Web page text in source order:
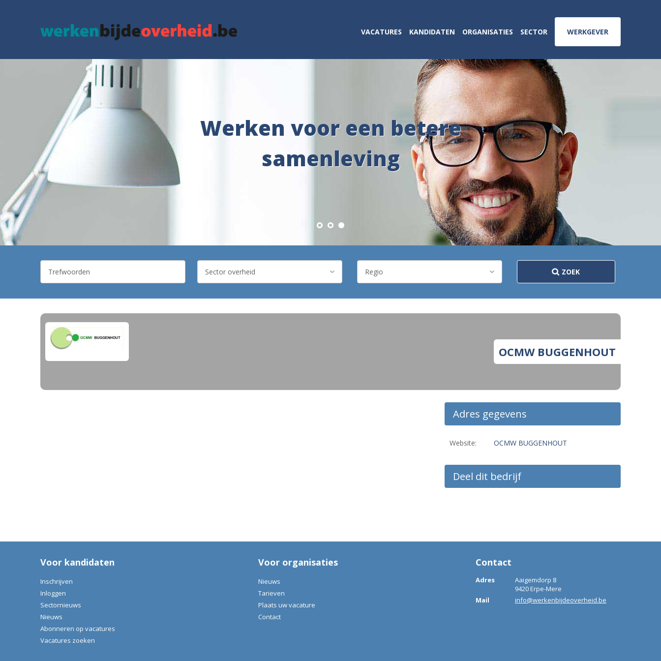
VACATURES KANDIDATEN ORGANISATIES SECTOR WERKGEVER
Werken voor een betere
samenleving
ZOEK
OCMW BUGGENHOUT
Adres gegevens
Website: OCMW BUGGENHOUT
Deel dit bedrijf
Voor kandidaten
Inschrijven
Inloggen
Sectornieuws
Nieuws
Abonneren op vacatures
Vacatures zoeken
Voor organisaties
Nieuws
Tarieven
Plaats uw vacature
Contact
Contact
Adres
Aaigemdorp 8
9420 Erpe-Mere
Mail
info@werkenbijdeoverheid.be